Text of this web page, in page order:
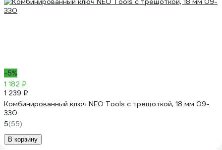
-5%
1 182 ₽
1 239 ₽
Комбинированный ключ NEO Tools с трещоткой, 18 мм 09-
330
5(55)
В корзину